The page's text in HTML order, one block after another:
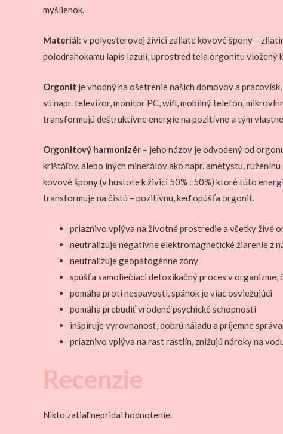
myšlienok.
Materiál: v polyesterovej živici zaliate kovové špony –
polodrahokamu lapis lazuli, uprostred tela orgonitu vložený
Orgonit je vhodný na ošetrenie našich domovov a
sú napr. televízor, monitor PC, wifi, mobilný telefón,
transformujú deštruktívne energie na pozitívne a tým
Orgonitový harmonizér – jeho názov je odvodený od
krištáľov, alebo iných minerálov ako napr. ametystu,
kovové špony (v hustote k živici 50% : 50%) ktoré túto
transformuje na čistú – pozitívnu, keď opúšťa orgonit.
priaznivo vplýva na životné prostredie a všetky živé
neutralizuje negatívne elektromagnetické žiarenie z
neutralizuje geopatogénne zóny
spúšťa samoliečiaci detoxikačný proces v
pomáha proti nespavosti, spánok je viac osviežujúci
pomáha prebudiť vrodené psychické schopnosti
inšpiruje vyrovnanosť, dobrú náladu a príjemne
priaznivo vplýva na rast rastlín, znižujú nároky na
Recenzie
Nikto zatiaľ nepridal hodnotenie.